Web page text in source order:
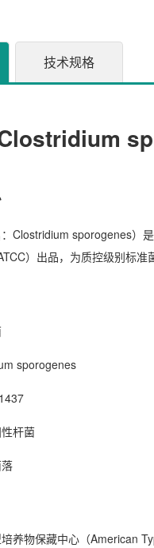
技术规格
Clostridium sporogenes）
）出品，为质控级别标准
sporogenes
杆菌
养物保藏中心（American